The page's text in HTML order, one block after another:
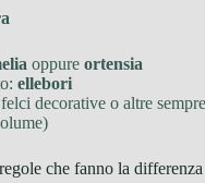
oppure ortensia
ellebori
decorative o altre
che fanno la differenza